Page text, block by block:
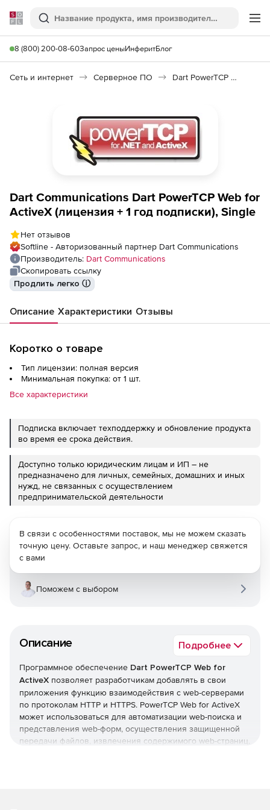
Softline
Поиск
8 (800) 200-08-60Запрос ценыИнферитБлог
Сеть и интернет Серверное ПО Dart PowerTCP Web for ActiveX
Dart Communications Dart PowerTCP Web for
ActiveX (лицензия + 1 год подписки), Single
Нет отзывов
Softline - Авторизованный партнер Dart Communications
Производитель: Dart Communications
Скопировать ссылку
Продлить легко ⓘ
Описание Характеристики Отзывы
Коротко о товаре
Тип лицензии: полная версия
Минимальная покупка: от 1 шт.
Все характеристики
Подписка включает техподдержку и обновление продукта
во время ее срока действия.
Доступно только юридическим лицам и ИП – не
предназначено для личных, семейных, домашних и иных
нужд, не связанных с осуществлением
предпринимательской деятельности
Описание Подробнее
Программное обеспечение Dart PowerTCP Web for
ActiveX позволяет разработчикам добавлять в свои
приложения функцию взаимодействия с web-серверами
по протоколам HTTP и HTTPS. PowerTCP Web for ActiveX
может использоваться для автоматизации web-поиска и
представления web-форм, осуществления защищенной
передачи файлов, извлечения содержимого web-страниц,
В связи с особенностями поставок, мы не можем сказать
точную цену. Оставьте запрос, и наш менеджер свяжется
с вами
Поможем с выбором